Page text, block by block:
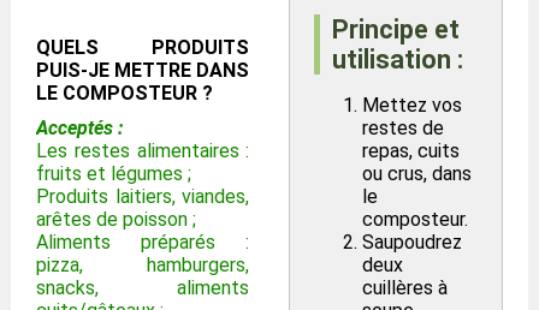
QUELS PRODUITS
PUIS-JE METTRE DANS
LE COMPOSTEUR ?
Acceptés :
Les restes alimentaires :
fruits et légumes ;
Produits laitiers, viandes,
arêtes de poisson ;
Aliments préparés :
pizza, hamburgers,
snacks, aliments
Principe et
utilisation :
Mettez vos
restes de
repas, cuits
ou crus, dans
le
composteur.
Saupoudrez
deux
cuillères à